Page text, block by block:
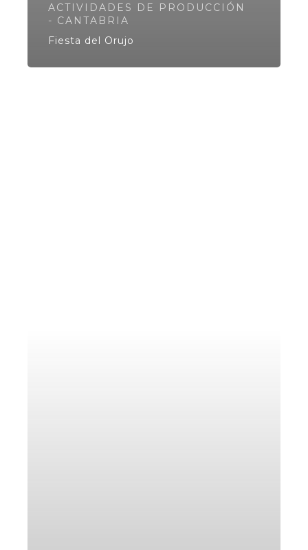
ACTIVIDADES DE PRODUCCIÓN
- CANTABRIA
Fiesta del Orujo